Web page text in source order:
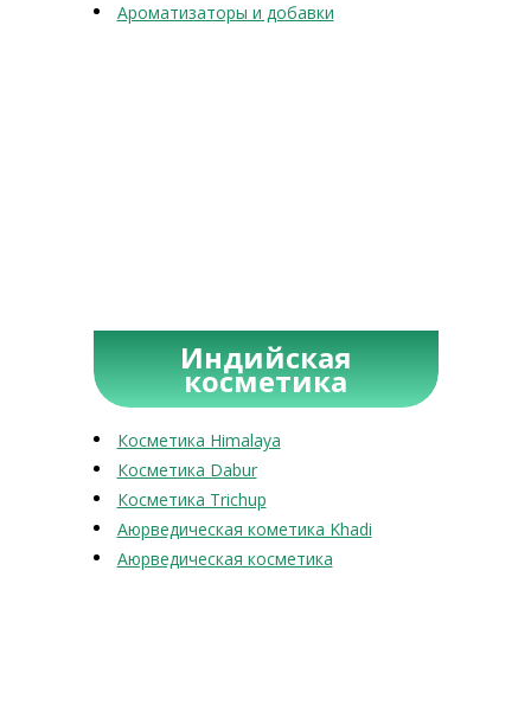
Ароматизаторы и добавки
Индийская
косметика
Косметика Himalaya
Косметика Dabur
Косметика Trichup
Аюрведическая кометика Khadi
Аюрведическая косметика